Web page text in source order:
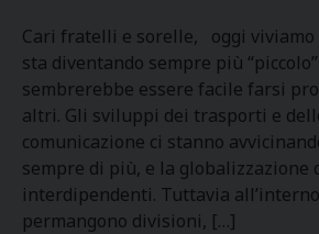
Cari fratelli e sorelle, oggi viviamo
sta diventando sempre più
sembrerebbe essere facile farsi
altri. Gli sviluppi dei trasporti e
comunicazione ci stanno
sempre di più, e la globalizzazione
interdipendenti. Tuttavia
permangono divisioni, […]